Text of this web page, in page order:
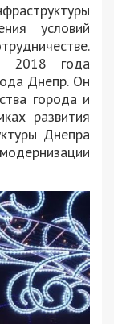
условий
2018 года
Днепр. Он
города и
развития
Днепра